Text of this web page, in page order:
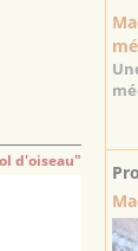
d'oiseau"